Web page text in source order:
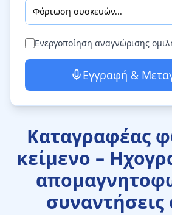
Φόρτωση συσκευών...
Ενεργοποίηση αναγνώρισης
Εγγραφή &
Καταγραφέας
κείμενο –